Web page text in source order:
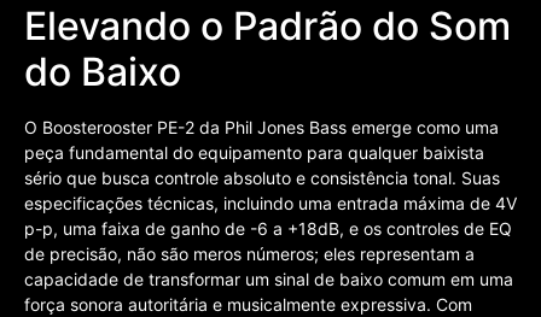
Elevando o Padrão do Som
do Baixo
O Boosterooster PE-2 da Phil Jones Bass emerge como uma
peça fundamental do equipamento para qualquer baixista
sério que busca controle absoluto e consistência tonal. Suas
especificações técnicas, incluindo uma entrada máxima de 4V
p-p, uma faixa de ganho de -6 a +18dB, e os controles de EQ
de precisão, não são meros números; eles representam a
capacidade de transformar um sinal de baixo comum em uma
força sonora autoritária e musicalmente expressiva. Com